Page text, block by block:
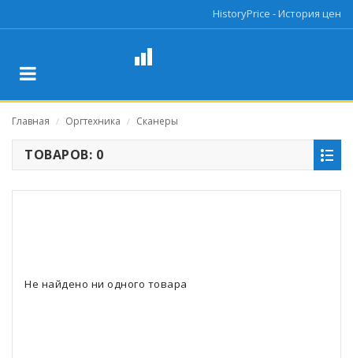
HistoryPrice - История цен
Главная / Оргтехника / Сканеры
ТОВАРОВ: 0
Не найдено ни одного товара